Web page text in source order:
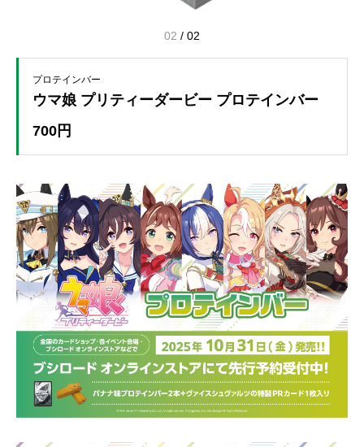
01 / 02
プロテインバー
ウマ娘 プリティーダービー プロテインバー
700円